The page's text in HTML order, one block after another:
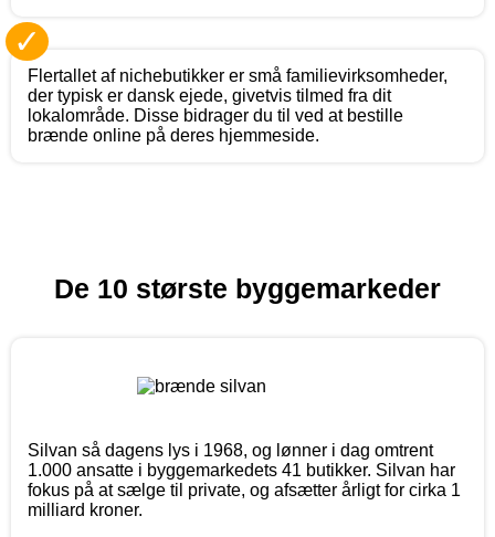
✓
Flertallet af nichebutikker er små familievirksomheder,
der typisk er dansk ejede, givetvis tilmed fra dit
lokalområde. Disse bidrager du til ved at bestille
brænde online på deres hjemmeside.
De 10 største byggemarkeder
Silvan så dagens lys i 1968, og lønner i dag omtrent
1.000 ansatte i byggemarkedets 41 butikker. Silvan har
fokus på at sælge til private, og afsætter årligt for cirka 1
milliard kroner.